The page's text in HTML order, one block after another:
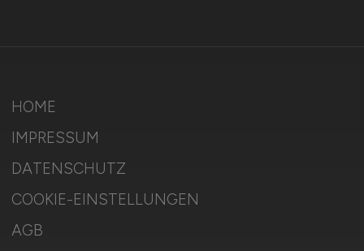
HOME
IMPRESSUM
DATENSCHUTZ
COOKIE-EINSTELLUNGEN
AGB